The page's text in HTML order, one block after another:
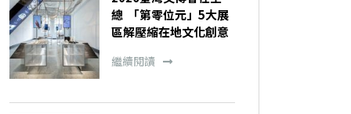
總 「第零位元」5大展
區解壓縮在地文化創意
繼續閱讀